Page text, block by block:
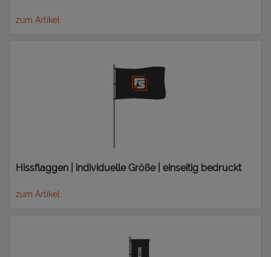
zum Artikel
Hissflaggen | individuelle Größe | einseitig bedruckt
zum Artikel